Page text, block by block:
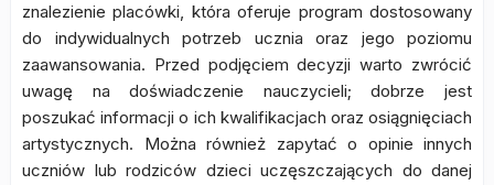
znalezienie placówki, która oferuje program dostosowany
do indywidualnych potrzeb ucznia oraz jego poziomu
zaawansowania. Przed podjęciem decyzji warto zwrócić
uwagę na doświadczenie nauczycieli; dobrze jest
poszukać informacji o ich kwalifikacjach oraz osiągnięciach
artystycznych. Można również zapytać o opinie innych
uczniów lub rodziców dzieci uczęszczających do danej